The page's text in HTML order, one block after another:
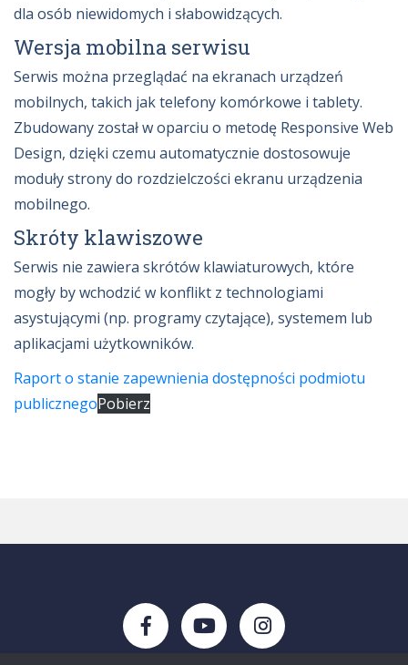
dla osób niewidomych i słabowidzących.
Wersja mobilna serwisu
Serwis można przeglądać na ekranach urządzeń
mobilnych, takich jak telefony komórkowe i tablety.
Zbudowany został w oparciu o metodę Responsive Web
Design, dzięki czemu automatycznie dostosowuje
moduły strony do rozdzielczości ekranu urządzenia
mobilnego.
Skróty klawiszowe
Serwis nie zawiera skrótów klawiaturowych, które
mogły by wchodzić w konflikt z technologiami
asystującymi (np. programy czytające), systemem lub
aplikacjami użytkowników.
Raport o stanie zapewnienia dostępności podmiotu
publicznegoPobierz